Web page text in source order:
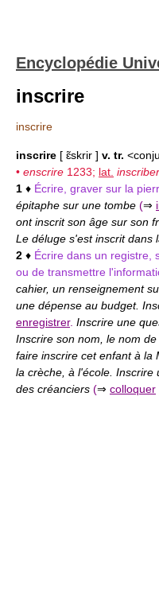
Encyclopédie
inscrire
inscrire
inscrire [ ɛ̃skrir ] v. tr.
• enscrire 1233; lat.
1 ♦ Écrire, graver sur la
épitaphe sur une tombe (⇒
ont inscrit son âge sur son
Le déluge s'est inscrit dans
2 ♦ Écrire dans un registre,
ou de transmettre
cahier, un renseignement
une dépense au budget.
enregistrer. Inscrire une
Inscrire son nom, le nom
faire inscrire cet enfant à la
la crèche, à l'école. Inscrire
des créanciers (⇒ colloquer